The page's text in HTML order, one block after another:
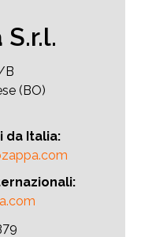
S.r.l.
B
(BO)
da Italia: